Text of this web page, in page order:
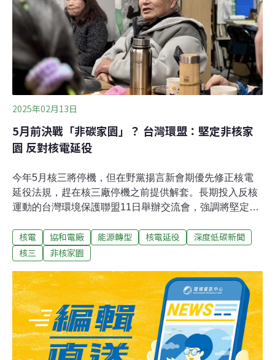
源轉型下的核能爭議」論壇活動。拉瑪納是加拿大英屬哥
倫比亞大學公共政策暨全球事務學院教授，他指出，當反
應爐老化，事故的風險就會增加，學術上會用「浴缸曲線
2025年02月13日
5月前決戰「非碳家園」？ 台灣環盟：堅定非核家
園 反對核電延役
今年5月核三將停機，但在野黨揚言新會期優先修正核電
延役法規，趕在核三廠停機之前提供解套。長期投入反核
運動的台灣環境保護聯盟11日舉辦交流會，強調將堅定
長質疑藍營「非碳家園」論述繼核一、核二除役，核三廠
二號機將在今年5月17日停機，代表我國正式邁入零核
眾黨數度放話爭取延用核電，國民黨主席朱立倫日前更在
中常會宣布，本會期將提出核電延役修法，修正《核子反
應器設施管制法》，將核電機組運轉執照的有效期限從40
年延長至60年；並且修正《氣候變遷因應法》、《環境基
本法》，把「非核家園」描述改為「非碳家園」。台灣環
境保護聯盟11日舉辦交流會，新任會長謝志誠指出，國際
核電 協和電廠 能源轉型 核電延役
深度低碳新聞
核三
非核家園